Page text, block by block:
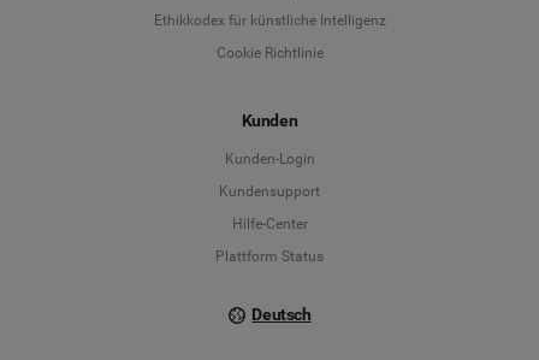
Ethikkodex für künstliche Intelligenz
Cookie Richtlinie
Kunden
Kunden-Login
Kundensupport
Hilfe-Center
Plattform Status
Deutsch
English